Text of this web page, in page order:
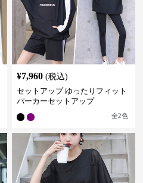
¥7,960 (税込)
セットアップ ゆったりフィット
パーカーセットアップ
全2色